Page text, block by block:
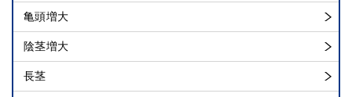
亀頭増大
陰茎増大
長茎